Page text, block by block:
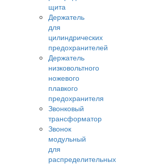
щита
Держатель
для
цилиндрических
предохранителей
Держатель
низковольтного
ножевого
плавкого
предохранителя
Звонковый
трансформатор
Звонок
модульный
для
распределительных